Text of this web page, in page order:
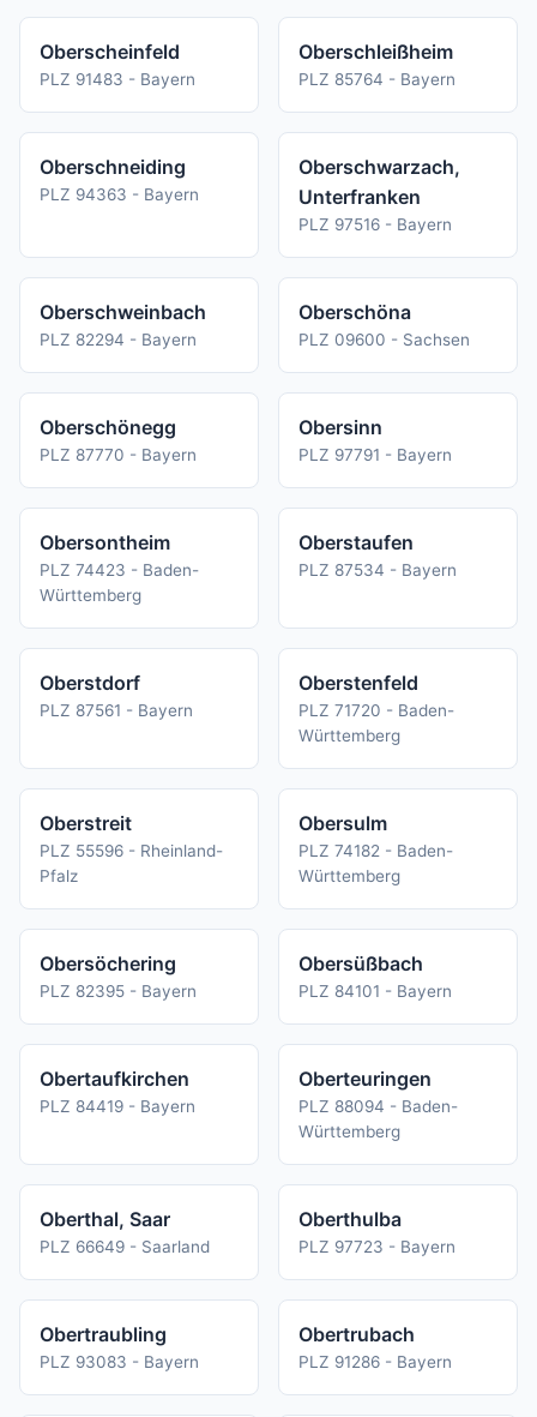
Oberscheinfeld
PLZ 91483 - Bayern
Oberschleißheim
PLZ 85764 - Bayern
Oberschneiding
PLZ 94363 - Bayern
Oberschwarzach,
Unterfranken
PLZ 97516 - Bayern
Oberschweinbach
PLZ 82294 - Bayern
Oberschöna
PLZ 09600 - Sachsen
Oberschönegg
PLZ 87770 - Bayern
Obersinn
PLZ 97791 - Bayern
Obersontheim
PLZ 74423 - Baden-
Württemberg
Oberstaufen
PLZ 87534 - Bayern
Oberstdorf
PLZ 87561 - Bayern
Oberstenfeld
PLZ 71720 - Baden-
Württemberg
Oberstreit
PLZ 55596 - Rheinland-
Pfalz
Obersulm
PLZ 74182 - Baden-
Württemberg
Obersöchering
PLZ 82395 - Bayern
Obersüßbach
PLZ 84101 - Bayern
Obertaufkirchen
PLZ 84419 - Bayern
Oberteuringen
PLZ 88094 - Baden-
Württemberg
Oberthal, Saar
PLZ 66649 - Saarland
Oberthulba
PLZ 97723 - Bayern
Obertraubling
PLZ 93083 - Bayern
Obertrubach
PLZ 91286 - Bayern